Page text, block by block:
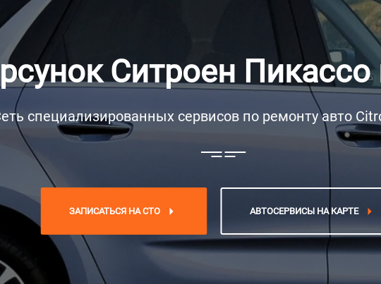
Ситроен Пикассо
специализированных сервисов по ремонту авто
ЗАПИСАТЬСЯ НА СТО АВТОСЕРВИСЫ НА КАРТЕ